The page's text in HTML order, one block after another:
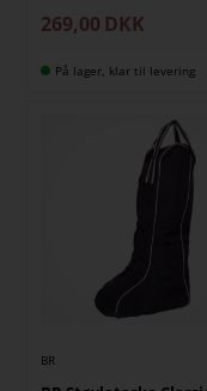
269,00 DKK
På lager, klar til levering
BR